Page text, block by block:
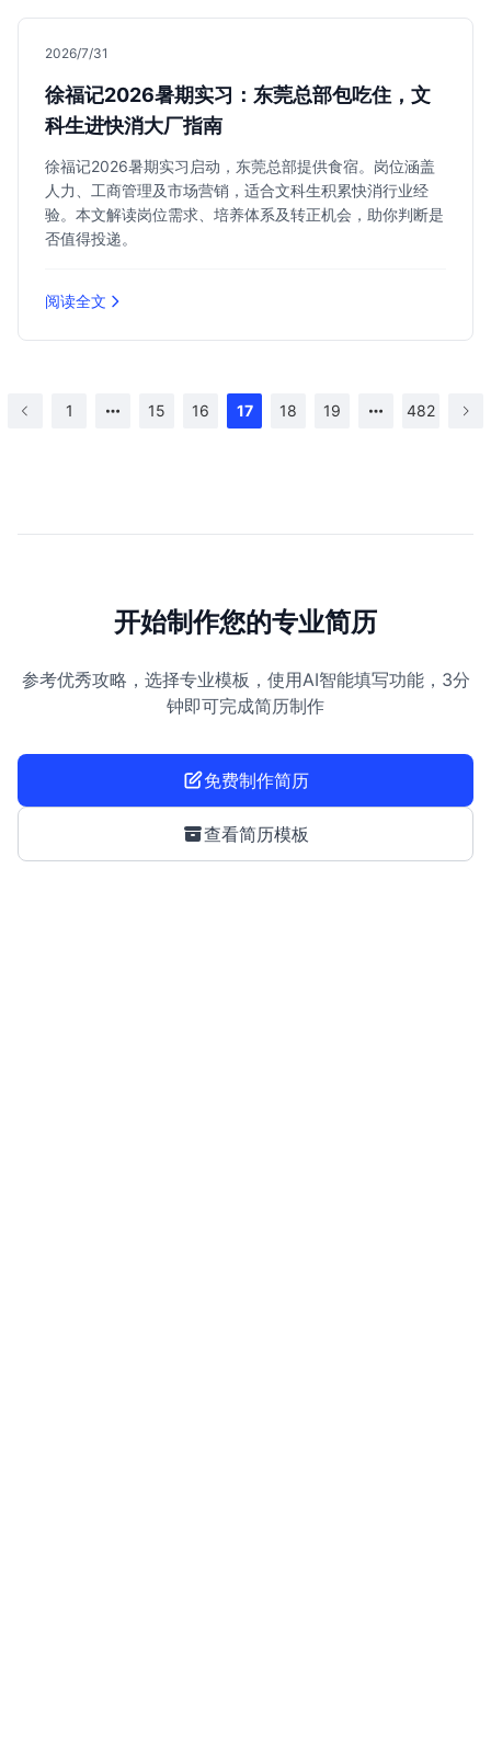
2026/7/31
徐福记2026暑期实习：东莞总部包吃住，文
科生进快消大厂指南
徐福记2026暑期实习启动，东莞总部提供食宿。岗位涵盖
人力、工商管理及市场营销，适合文科生积累快消行业经
验。本文解读岗位需求、培养体系及转正机会，助你判断是
否值得投递。
阅读全文
1 15 16 17 18 19 482
开始制作您的专业简历
参考优秀攻略，选择专业模板，使用AI智能填写功能，3分
钟即可完成简历制作
免费制作简历
查看简历模板